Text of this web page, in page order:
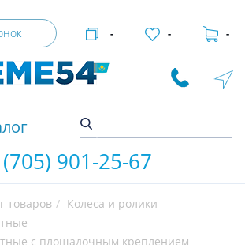
- - -
901-25-67
товаров
Колеса и ролики
с площадочным креплением